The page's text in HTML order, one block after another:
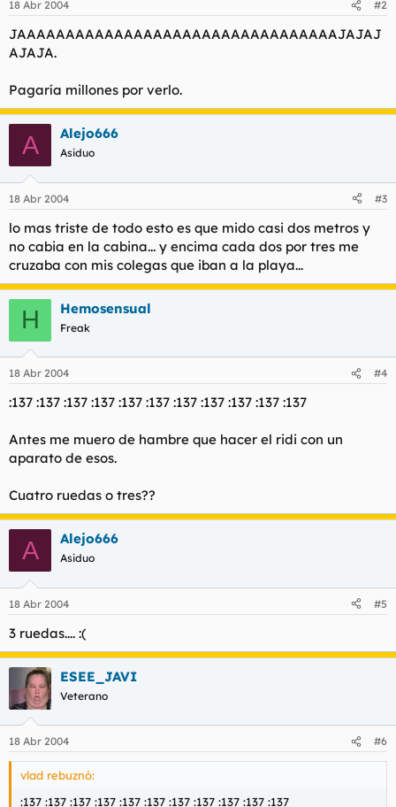
18 Abr 2004 #2
JAAAAAAAAAAAAAAAAAAAAAAAAAAAAAAAAAJAJAJ
AJAJA.
Pagaría millones por verlo.
A Alejo666
Asiduo
18 Abr 2004 #3
lo mas triste de todo esto es que mido casi dos metros y
no cabia en la cabina... y encima cada dos por tres me
cruzaba con mis colegas que iban a la playa...
H Hemosensual
Freak
18 Abr 2004 #4
:137 :137 :137 :137 :137 :137 :137 :137 :137 :137 :137
Antes me muero de hambre que hacer el ridi con un
aparato de esos.
Cuatro ruedas o tres??
A Alejo666
Asiduo
18 Abr 2004 #5
3 ruedas.... :(
ESEE_JAVI
Veterano
18 Abr 2004 #6
vlad rebuznó:
:137 :137 :137 :137 :137 :137 :137 :137 :137 :137 :137